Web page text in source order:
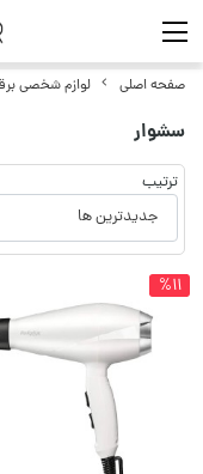
صفحه اصلی لوازم شخصی
سشوار
ترتیب
%11